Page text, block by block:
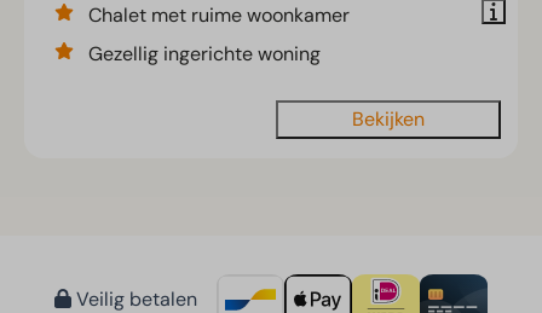
Chalet met ruime woonkamer
Gezellig ingerichte woning
Bekijken
Veilig betalen